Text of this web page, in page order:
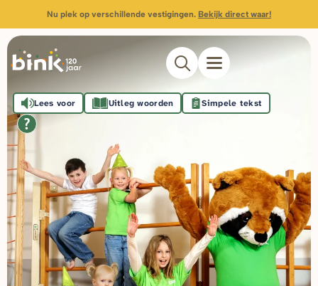
Nu plek op verschillende vestigingen. Bekijk direct waar!
Lees voor Uitleg woorden Simpele tekst